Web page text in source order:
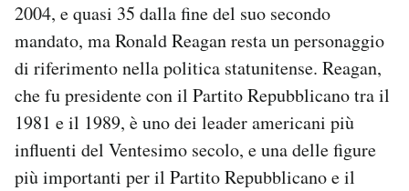
Area Personale
Newsletter
Notifiche mobile
Regala il Post
Hai bisogno di aiuto?
2004, e quasi 35 dalla fine del suo secondo
mandato, ma Ronald Reagan resta un personaggio
di riferimento nella politica statunitense. Reagan,
che fu presidente con il Partito Repubblicano tra il
1981 e il 1989, è uno dei leader americani più
influenti del Ventesimo secolo, e una delle figure
più importanti per il Partito Repubblicano e il